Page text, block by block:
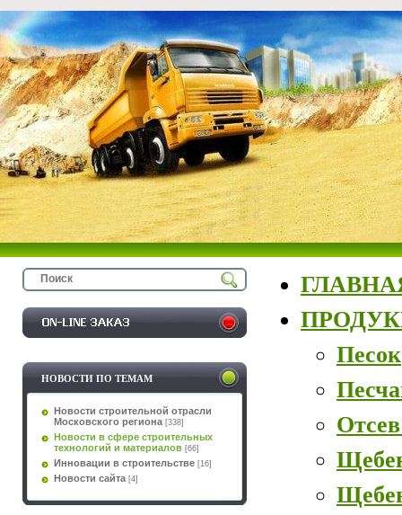
НОВОСТИ ПО ТЕМАМ
Новости строительной отрасли
Московского региона [338]
Новости в сфере строительных
технологий и материалов [66]
Инновации в строительстве [16]
Новости сайта [4]
Песок